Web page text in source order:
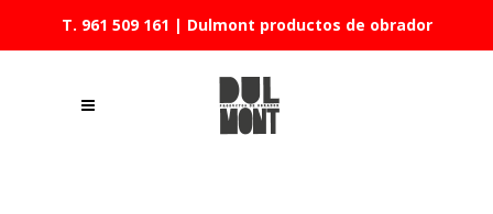
T. 961 509 161 | Dulmont productos de obrador